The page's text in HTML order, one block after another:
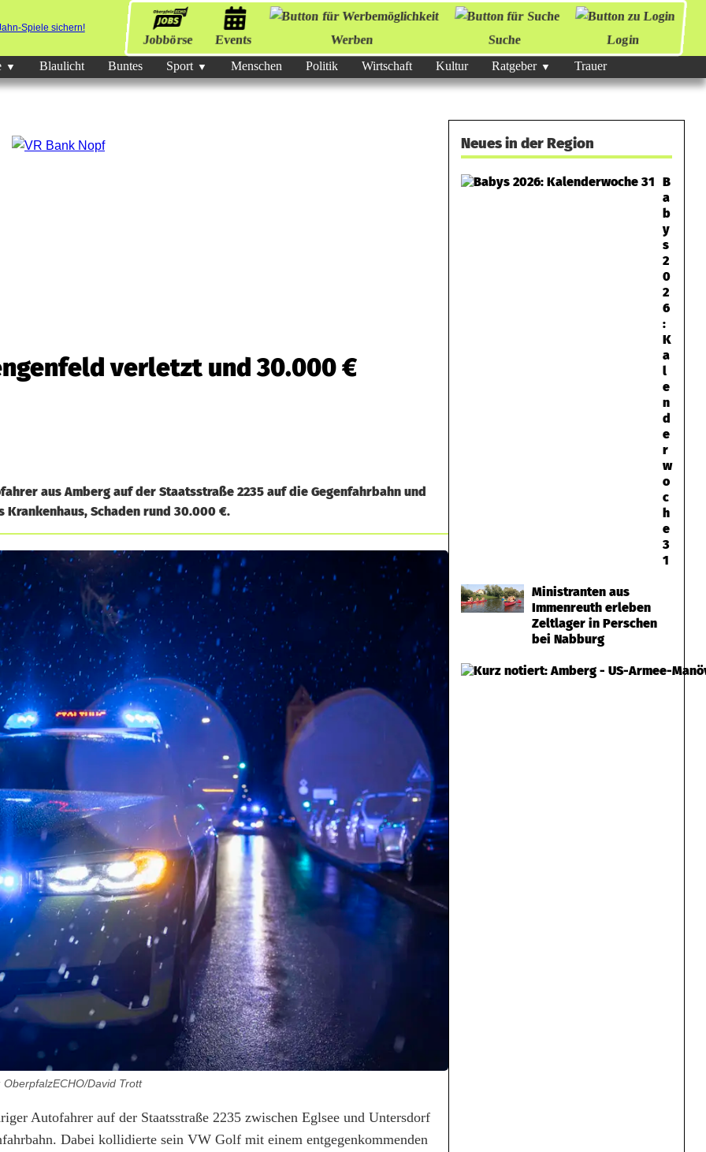
Jobbörse Events Werben Suche
Login
Blaulicht Buntes Sport Menschen Politik Wirtschaft Kultur Ratgeber Trauer
verletzt und 30.000 €
aus Amberg auf der Staatsstraße 2235 auf die Gegenfahrbahn und
Schaden rund 30.000 €.
OberpfalzECHO/David Trott
Autofahrer auf der Staatsstraße 2235 zwischen Eglsee und Untersdorf
Dabei kollidierte sein VW Golf mit einem entgegenkommenden
Neues in der Region
B
a
b
y
s
2
0
2
6
:
K
a
l
e
n
d
e
r
w
o
c
h
e
3
1
Ministranten aus
Immenreuth erleben
Zeltlager in Perschen
bei Nabburg